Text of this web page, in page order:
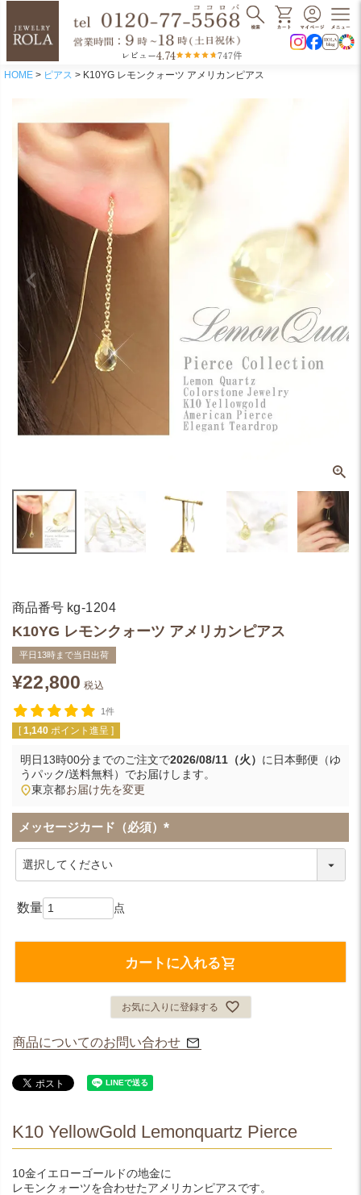
レビュー4.74 747件
HOME ピアス K10YG レモンクォーツ アメリカンピアス
商品番号 kg-1204
K10YG レモンクォーツ アメリカンピアス
平日13時まで当日出荷
¥22,800 税込
1件
[ 1,140 ポイント進呈 ]
明日13時00分までのご注文で2026/08/11（火） に 日本郵便（ゆ
うパック/送料無料） でお届けします。
東京都お届け先を変更
メッセージカード（必須）
(
カートに入れる
お気に入りに登録する
商品についてのお問い合わせ
K10 YellowGold Lemonquartz Pierce
10金イエローゴールドの地金に
レモンクォーツを合わせたアメリカンピアスです。